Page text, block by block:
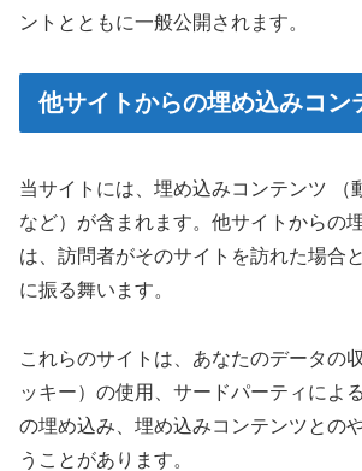
ントとともに一般公開されます。
他サイトからの埋め込みコン
当サイトには、埋め込みコンテンツ （
など）が含まれます。他サイトからの
は、訪問者がそのサイトを訪れた場合
に振る舞います。
これらのサイトは、あなたのデータの
ッキー）の使用、サードパーティによ
の埋め込み、埋め込みコンテンツとの
うことがあります。